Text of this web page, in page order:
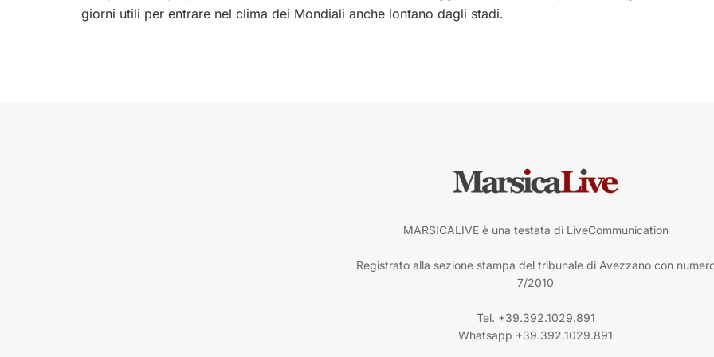
giorni utili per entrare nel clima dei Mondiali anche lontano dagli stadi.
MARSICALIVE è una testata di LiveCommunication
Registrato alla sezione stampa del tribunale di Avezzano con
7/2010
Tel. +39.392.1029.891
Whatsapp +39.392.1029.891